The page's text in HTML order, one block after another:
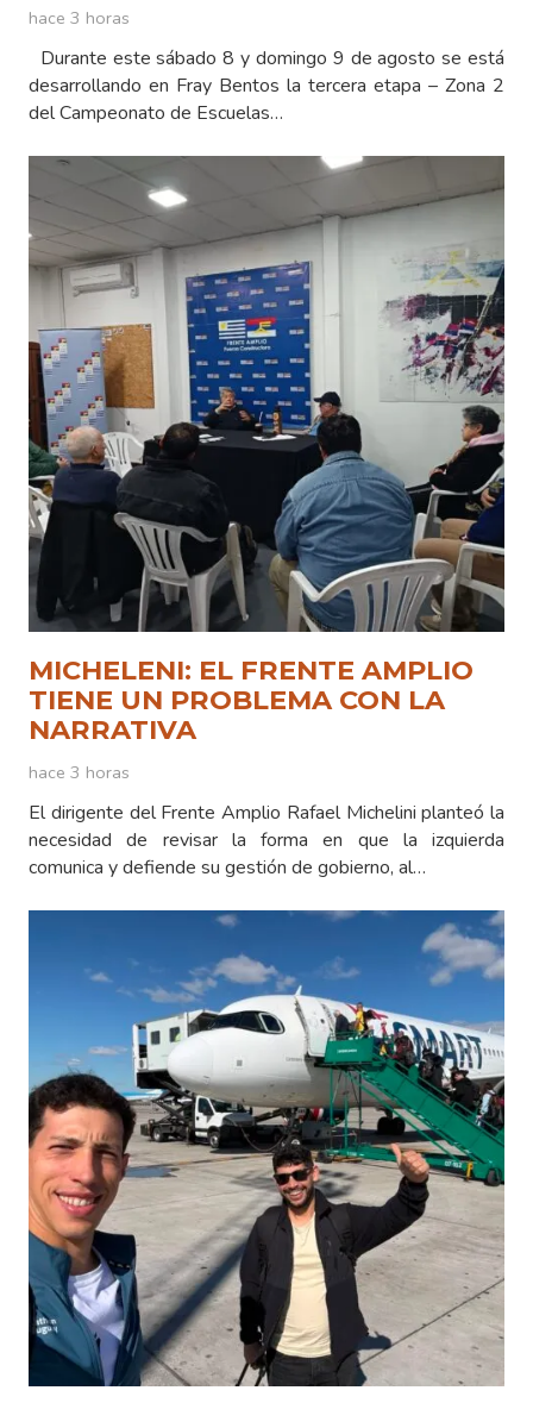
hace 3 horas
Durante este sábado 8 y domingo 9 de agosto se está
desarrollando en Fray Bentos la tercera etapa – Zona 2
del Campeonato de Escuelas…
MICHELENI: EL FRENTE AMPLIO
TIENE UN PROBLEMA CON LA
NARRATIVA
hace 3 horas
El dirigente del Frente Amplio Rafael Michelini planteó la
necesidad de revisar la forma en que la izquierda
comunica y defiende su gestión de gobierno, al…